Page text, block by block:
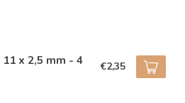
11 x 2,5 mm - 4 €2,35